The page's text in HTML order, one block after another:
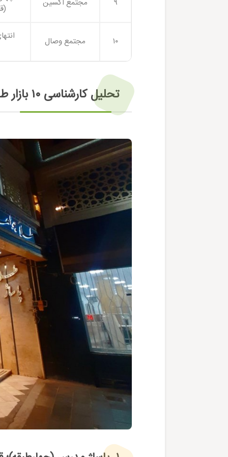
۹ مجتمع اکسین
۱۰ مجتمع وصال
تحلیل کارشناسی ۱۰ بازار طلای برتر مشهد